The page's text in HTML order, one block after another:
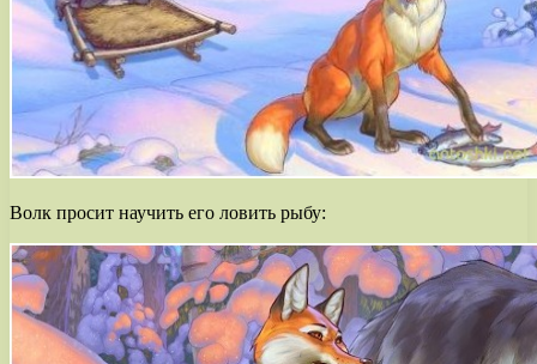
Волк просит научить его ловить рыбу: